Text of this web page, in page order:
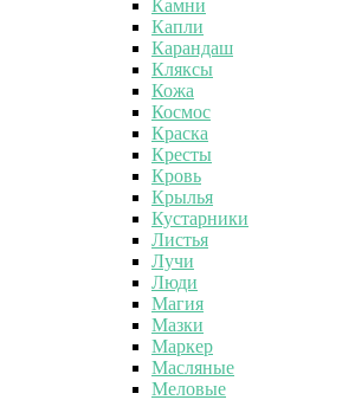
Камни
Капли
Карандаш
Кляксы
Кожа
Космос
Краска
Кресты
Кровь
Крылья
Кустарники
Листья
Лучи
Люди
Магия
Мазки
Маркер
Масляные
Меловые